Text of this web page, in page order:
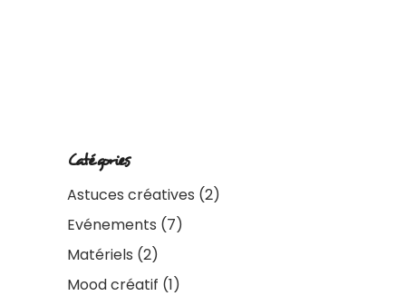
Catégories
Astuces créatives (2)
Evénements (7)
Matériels (2)
Mood créatif (1)